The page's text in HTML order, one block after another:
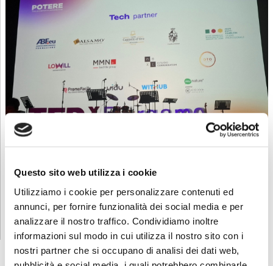
Questo sito web utilizza i cookie
Utilizziamo i cookie per personalizzare contenuti ed
annunci, per fornire funzionalità dei social media e per
analizzare il nostro traffico. Condividiamo inoltre
informazioni sul modo in cui utilizza il nostro sito con i
nostri partner che si occupano di analisi dei dati web,
Questo progetto ha ha consentito di sperimentare le competenze
acquisite in aula e inserendosi in un contesto culturale di rilievo.
Un’esperienza che conferma l’importanza dell’apprendimento
pratico nei percorsi di formazione professionale e sottolinea il
valore delle collaborazioni con il territorio e con realtà di respiro
internazionale.